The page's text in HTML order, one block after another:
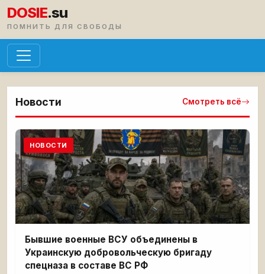
DOSIE.su
ПОМНИТЬ ДЛЯ СВОБОДЫ
Новости Смотреть всё
НОВОСТИ
Бывшие военные ВСУ объединены в
Украинскую добровольческую бригаду
спецназа в составе ВС РФ